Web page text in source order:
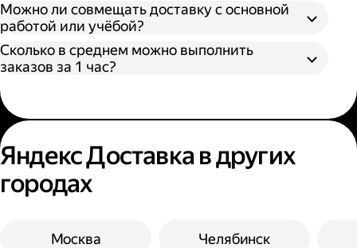
Можно ли совмещать доставку с основной
работой или учёбой?
Сколько в среднем можно выполнить
заказов за 1 час?
Яндекс Доставка в других
городах
Москва Челябинск